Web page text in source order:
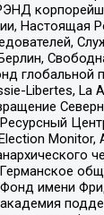
Настоящая
глобальной
Libertes, La
имени